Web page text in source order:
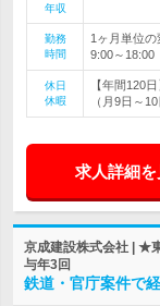
年収
勤務
時間
1ヶ月単位
9:00～
休日
休暇
【年間120
（月9日～
求人詳細を
京成建設株式会社 | ★
与年3回
鉄道・官庁案件で